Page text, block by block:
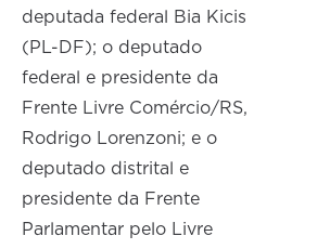
deputada federal Bia Kicis
(PL-DF); o deputado
federal e presidente da
Frente Livre Comércio/RS,
Rodrigo Lorenzoni; e o
deputado distrital e
presidente da Frente
Parlamentar pelo Livre